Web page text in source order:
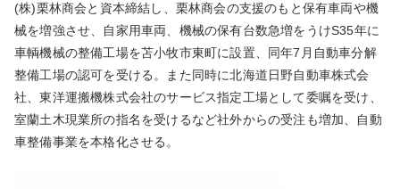
(株)栗林商会と資本締結し、栗林商会の支援のもと保有車両や機
械を増強させ、自家用車両、機械の保有台数急増をうけS35年に
車輌機械の整備工場を苫小牧市東町に設置、同年7月自動車分解
整備工場の認可を受ける。また同時に北海道日野自動車株式会
社、東洋運搬機株式会社のサービス指定工場として委嘱を受け、
室蘭土木現業所の指名を受けるなど社外からの受注も増加、自動
車整備事業を本格化させる。